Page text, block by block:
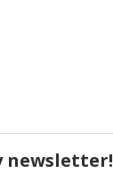
newsletter!